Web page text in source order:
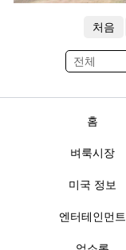
처음
홈
벼룩시장
미국 정보
엔터테인먼트